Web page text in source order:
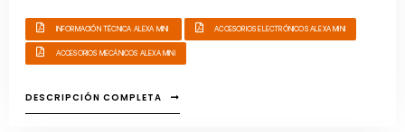
mientras que los múltiples puntos de accesorios
permiten soluciones de montaje muy creativas.
Además, ALEXA Mini viene con una serie de monturas
de lentes intercambiables, que permiten el uso de
video B4, lentes de montura EF, o incluso con las ARRI
INFORMACIÓN TÉCNICA ALEXA MINI ACCESORIOS ELECTRÓNICOS ALEXA MINI
ACCESORIOS MECÁNICOS ALEXA MINI
DESCRIPCIÓN COMPLETA